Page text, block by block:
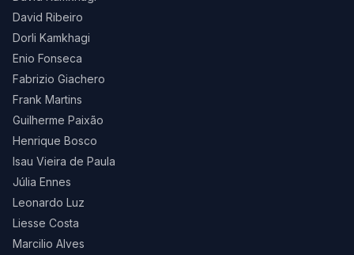
David Ribeiro
Dorli Kamkhagi
Enio Fonseca
Fabrizio Giachero
Frank Martins
Guilherme Paixão
Henrique Bosco
Isau Vieira de Paula
Júlia Ennes
Leonardo Luz
Liesse Costa
Marcilio Alves